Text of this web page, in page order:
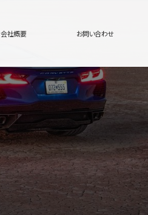
会社概要 お問い合わせ